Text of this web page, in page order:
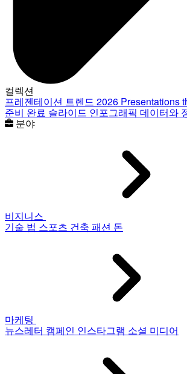
컬렉션
프레젠테이션 트렌드 2026 Presentations
준비 완료 슬라이드 인포그래픽 데이터와
분야
비지니스
기술 법 스포츠 건축 패션 돈
마케팅
뉴스레터 캠페인 인스타그램 소셜 미디어